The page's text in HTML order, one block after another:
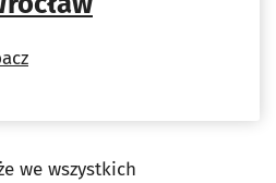
we wszystkich